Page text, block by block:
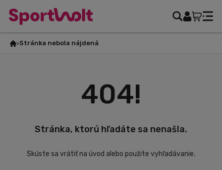
Stránka nebola nájdená
404!
Stránka, ktorú hľadáte sa nenašla.
Skúste sa vrátiť na úvod alebo použite vyhľadávanie.